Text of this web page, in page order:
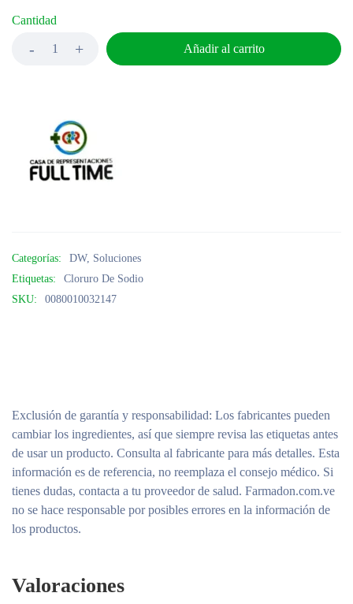
Cantidad
Añadir al carrito
Categorías: DW, Soluciones
Etiquetas:
Cloruro De Sodio
SKU:
0080010032147
Exclusión de garantía y responsabilidad: Los fabricantes pueden
cambiar los ingredientes, así que siempre revisa las etiquetas antes
de usar un producto. Consulta al fabricante para más detalles. Esta
información es de referencia, no reemplaza el consejo médico. Si
tienes dudas, contacta a tu proveedor de salud. Farmadon.com.ve
no se hace responsable por posibles errores en la información de
los productos.
Valoraciones